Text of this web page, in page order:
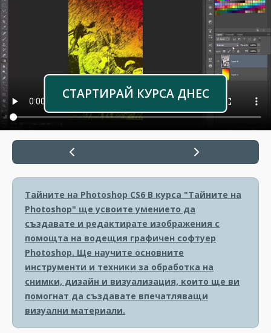
СТАРТИРАЙ КУРСА ДНЕС
Тайните на Photoshop CS6 В курса "Тайните на
Photoshop" ще усвоите умението да
създавате и редактирате изображения с
помощта на водещия графичен софтуер
Photoshop. Ще научите основните
инструменти и техники за обработка на
снимки, дизайн и визуализация, които ще ви
помогнат да създавате впечатляващи
визуални материали.